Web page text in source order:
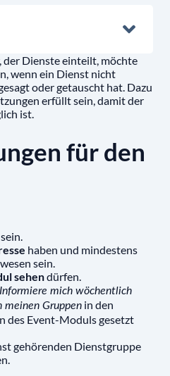
Dienste einteilt, möchte
wenn ein Dienst nicht
oder getauscht hat. Dazu
erfüllt sein, damit der
ist.
für den
sein.
haben und mindestens
sein.
sehendürfen.
Informiere mich wöchentlich
meinen Gruppen in den
des Event-Moduls gesetzt
gehörenden Dienstgruppe